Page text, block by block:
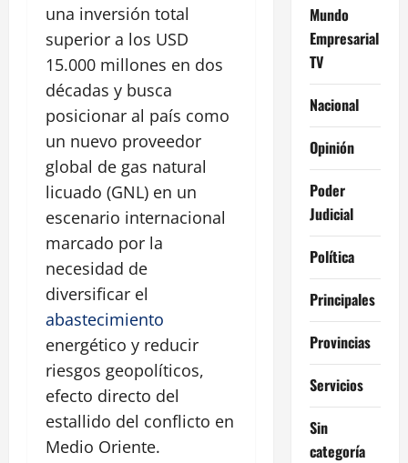
una inversión total
superior a los USD
15.000 millones en dos
décadas y busca
posicionar al país como
un nuevo proveedor
global de gas natural
licuado (GNL) en un
escenario internacional
marcado por la
necesidad de
diversificar el
abastecimiento
energético y reducir
riesgos geopolíticos,
efecto directo del
estallido del conflicto en
Medio Oriente.
Mundo
Empresarial
TV
Nacional
Opinión
Poder
Judicial
Política
Principales
Provincias
Servicios
Sin
categoría